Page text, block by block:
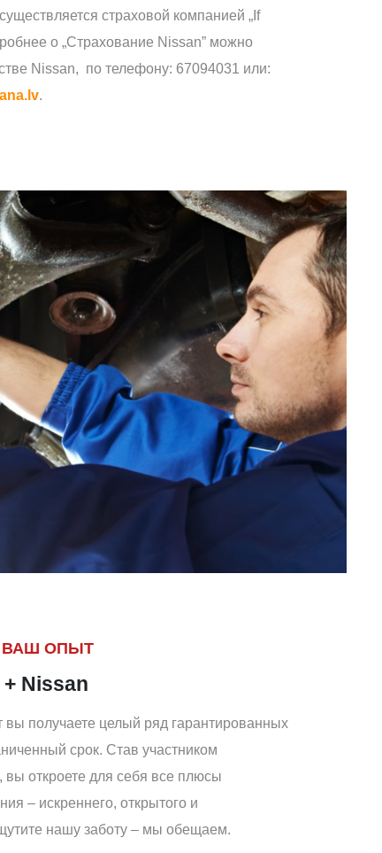
страховой компанией „If
о „Страхование Nissan” можно
Nissan, по телефону: 67094031 или:
.
ОПЫТ
Nissan
вы получаете целый ряд гарантированных
срок. Став участником
откроете для себя все плюсы
– искреннего, открытого и
нашу заботу – мы обещаем.